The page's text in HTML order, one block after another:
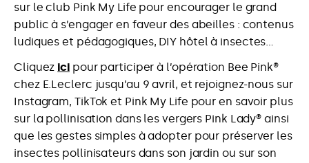
sur le club Pink My Life pour encourager le grand
public à s’engager en faveur des abeilles : contenus
ludiques et pédagogiques, DIY hôtel à insectes…
Cliquez icipour participer à l’opération Bee Pink®
chez E.Leclerc jusqu’au 9 avril, et rejoignez-nous sur
Instagram, TikTok et Pink My Life pour en savoir plus
sur la pollinisation dans les vergers Pink Lady® ainsi
que les gestes simples à adopter pour préserver les
insectes pollinisateurs dans son jardin ou sur son